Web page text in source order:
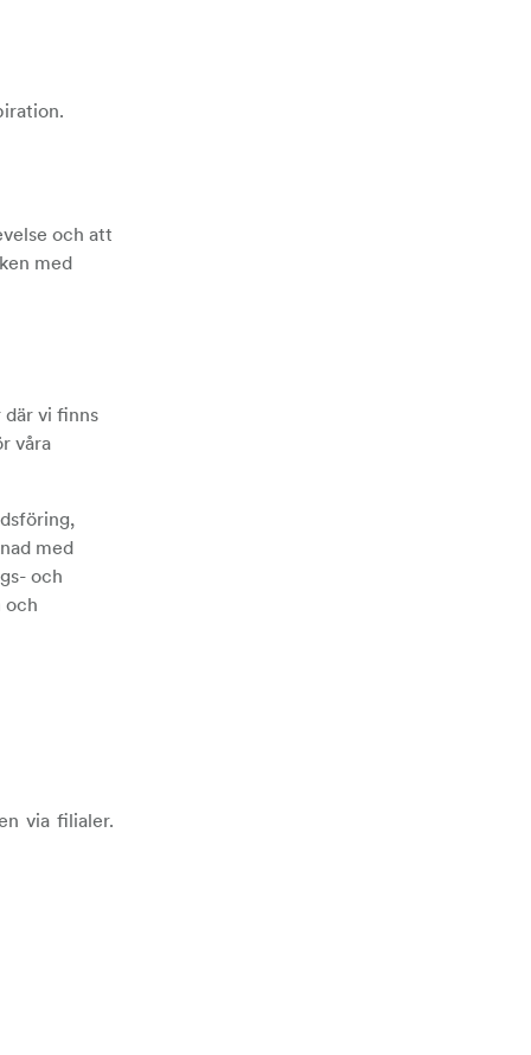
och att
med
där vi finns
våra
med
och
och
via filialer.